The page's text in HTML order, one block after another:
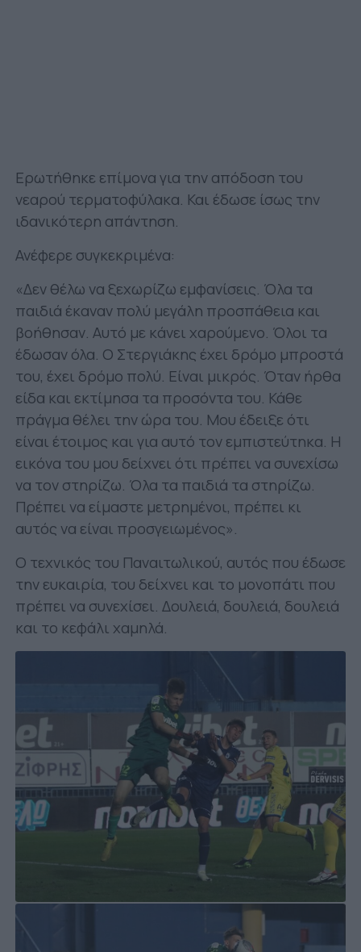
Ερωτήθηκε επίμονα για την απόδοση του
νεαρού τερματοφύλακα. Και έδωσε ίσως την
ιδανικότερη απάντηση.
Ανέφερε συγκεκριμένα:
«Δεν θέλω να ξεχωρίζω εμφανίσεις. Όλα τα
παιδιά έκαναν πολύ μεγάλη προσπάθεια και
βοήθησαν. Αυτό με κάνει χαρούμενο. Όλοι τα
έδωσαν όλα. Ο Στεργιάκης έχει δρόμο μπροστά
του, έχει δρόμο πολύ. Είναι μικρός. Όταν ήρθα
είδα και εκτίμησα τα προσόντα του. Κάθε
πράγμα θέλει την ώρα του. Μου έδειξε ότι
είναι έτοιμος και για αυτό τον εμπιστεύτηκα. Η
εικόνα του μου δείχνει ότι πρέπει να συνεχίσω
να τον στηρίζω. Όλα τα παιδιά τα στηρίζω.
Πρέπει να είμαστε μετρημένοι, πρέπει κι
αυτός να είναι προσγειωμένος».
Ο τεχνικός του Παναιτωλικού, αυτός που έδωσε
την ευκαιρία, του δείχνει και το μονοπάτι που
πρέπει να συνεχίσει. Δουλειά, δουλειά, δουλειά
και το κεφάλι χαμηλά.